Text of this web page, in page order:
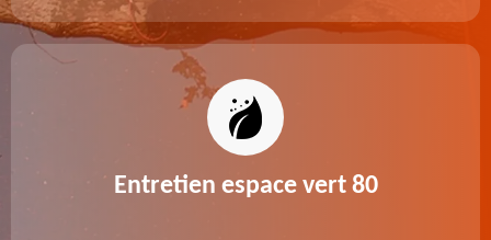
Entretien espace vert 80